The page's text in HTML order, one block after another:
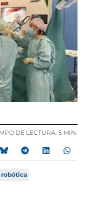
DE LECTURA: 5 MIN.